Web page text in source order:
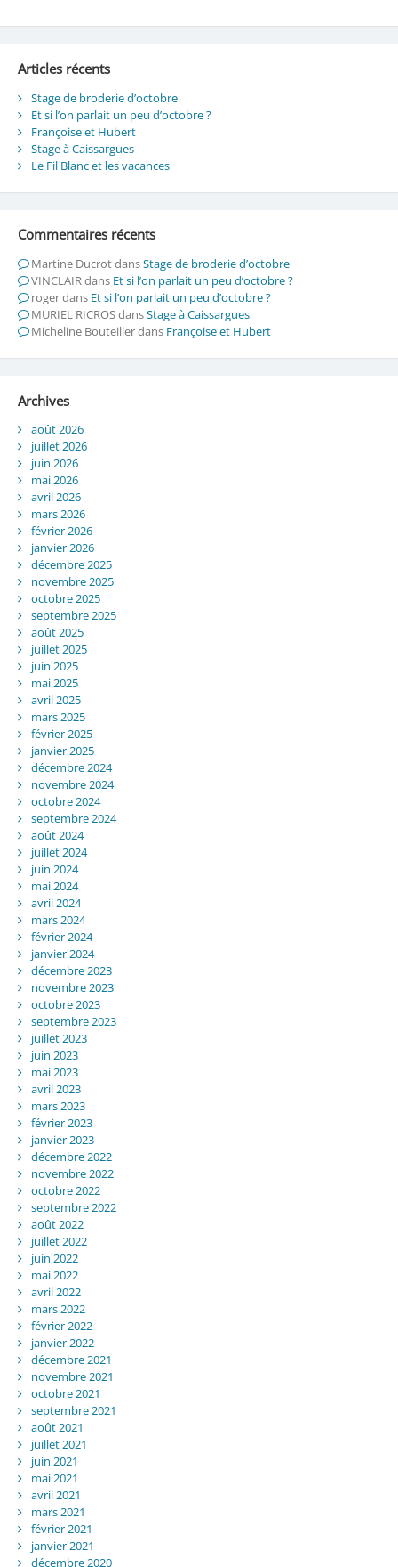
Articles récents
Stage de broderie d’octobre
Et si l’on parlait un peu d’octobre ?
Françoise et Hubert
Stage à Caissargues
Le Fil Blanc et les vacances
Commentaires récents
Martine DucrotdansStage de broderie d’octobre
VINCLAIRdans Et si l’on parlait un peu d’octobre ?
rogerdans Et si l’on parlait un peu d’octobre ?
MURIEL RICROSdansStage à Caissargues
Micheline Bouteillerdans Françoise et Hubert
Archives
août 2026
juillet 2026
juin 2026
mai 2026
avril 2026
mars 2026
février 2026
janvier 2026
décembre 2025
novembre 2025
octobre 2025
septembre 2025
août 2025
juillet 2025
juin 2025
mai 2025
avril 2025
mars 2025
février 2025
janvier 2025
décembre 2024
novembre 2024
octobre 2024
septembre 2024
août 2024
juillet 2024
juin 2024
mai 2024
avril 2024
mars 2024
février 2024
janvier 2024
décembre 2023
novembre 2023
octobre 2023
septembre 2023
juillet 2023
juin 2023
mai 2023
avril 2023
mars 2023
février 2023
janvier 2023
décembre 2022
novembre 2022
octobre 2022
septembre 2022
août 2022
juillet 2022
juin 2022
mai 2022
avril 2022
mars 2022
février 2022
janvier 2022
décembre 2021
novembre 2021
octobre 2021
septembre 2021
août 2021
juillet 2021
juin 2021
mai 2021
avril 2021
mars 2021
février 2021
janvier 2021
décembre 2020